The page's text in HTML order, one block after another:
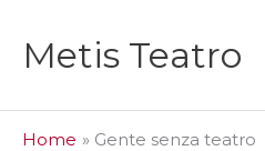
contenuto
Metis Teatro
Home Gente senza teatro